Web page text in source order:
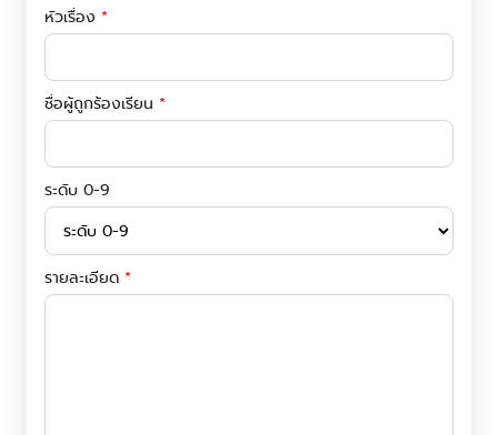
หัวเรื่อง *
ชื่อผู้ถูกร้องเรียน *
ระดับ 0-9
รายละเอียด *